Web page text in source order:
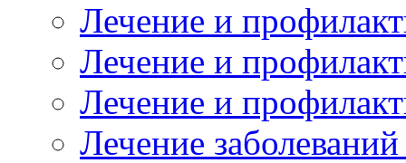
Лечение и
Лечение и
Лечение и
Лечение